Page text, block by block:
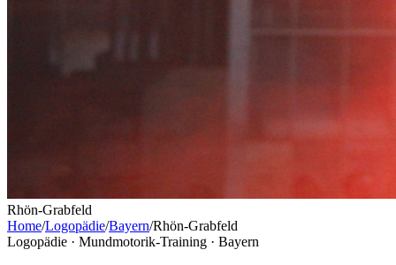
Rhön-Grabfeld
Home/Logopädie/Bayern/Rhön-Grabfeld
Logopädie · Mundmotorik-Training · Bayern